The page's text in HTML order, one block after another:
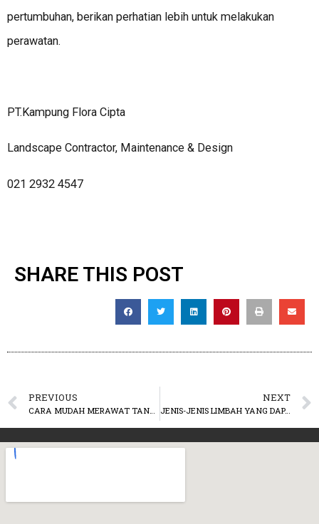
pertumbuhan, berikan perhatian lebih untuk melakukan
perawatan.
PT.Kampung Flora Cipta
Landscape Contractor, Maintenance & Design
021 2932 4547
SHARE THIS POST
PREVIOUS
CARA MUDAH MERAWAT TANAMAN MERAMBAT
NEXT
JENIS-JENIS LIMBAH YANG DAPAT MEMBUAT TANAMAN MENJADI SEHAT & SUBUR